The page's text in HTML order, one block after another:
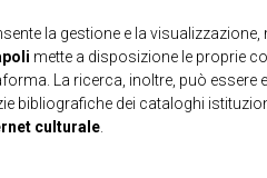
la gestione e la
mette a disposizione le proprie
La ricerca, inoltre, può
bibliografiche dei cataloghi
culturale.